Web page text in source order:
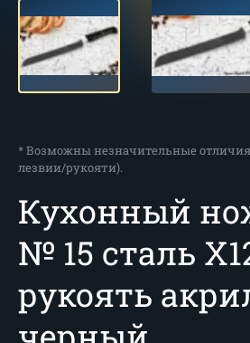
* Возможны незначительные отличия
лезвии/рукояти).
Кухонный
№ 15 сталь
рукоять